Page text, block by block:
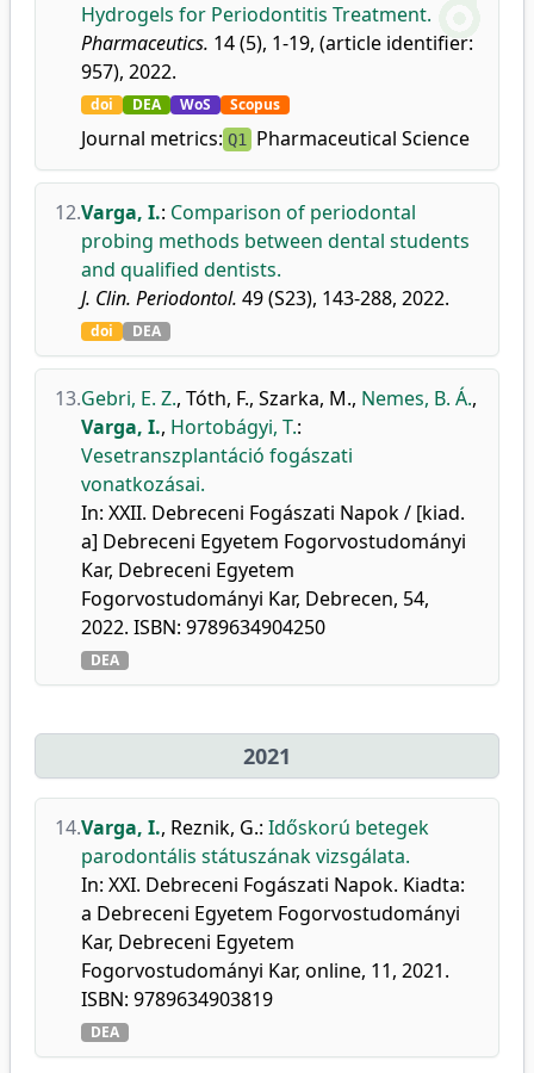
Hydrogels for Periodontitis Treatment.
Pharmaceutics. 14 (5), 1-19, (article identifier:
957), 2022.
doi DEA WoS Scopus
Journal metrics: Q1 Pharmaceutical Science
12.Varga, I.: Comparison of periodontal
probing methods between dental students
and qualified dentists.
J. Clin. Periodontol. 49 (S23), 143-288, 2022.
doi DEA
13.Gebri, E. Z., Tóth, F., Szarka, M., Nemes, B. Á.,
Varga, I., Hortobágyi, T.:
Vesetranszplantáció fogászati
vonatkozásai.
In: XXII. Debreceni Fogászati Napok / [kiad.
a] Debreceni Egyetem Fogorvostudományi
Kar, Debreceni Egyetem
Fogorvostudományi Kar, Debrecen, 54,
2022. ISBN: 9789634904250
DEA
2021
14.Varga, I., Reznik, G.: Időskorú betegek
parodontális státuszának vizsgálata.
In: XXI. Debreceni Fogászati Napok. Kiadta:
a Debreceni Egyetem Fogorvostudományi
Kar, Debreceni Egyetem
Fogorvostudományi Kar, online, 11, 2021.
ISBN: 9789634903819
DEA